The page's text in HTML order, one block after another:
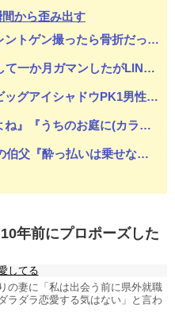
から歪み出す
面着地したことがあったが、 母ちゃん当時気づかなかったのかよ・・・
話ができる友達になろう」的なメッセ送信した。昨日まで既読無視
ウPK1男性からの評判めちゃくちゃ良い。
』嫁は待ち受け画面もカラスにしている。俺正直カラス怖いんだが...
』→伯父が亡くなり、日記を見ると衝撃の内容が！その真相が...
10年前にプロポーズした
してる
の妻に「私は出会う前に県外就職
ラダラ恋愛する気はない」と言わ